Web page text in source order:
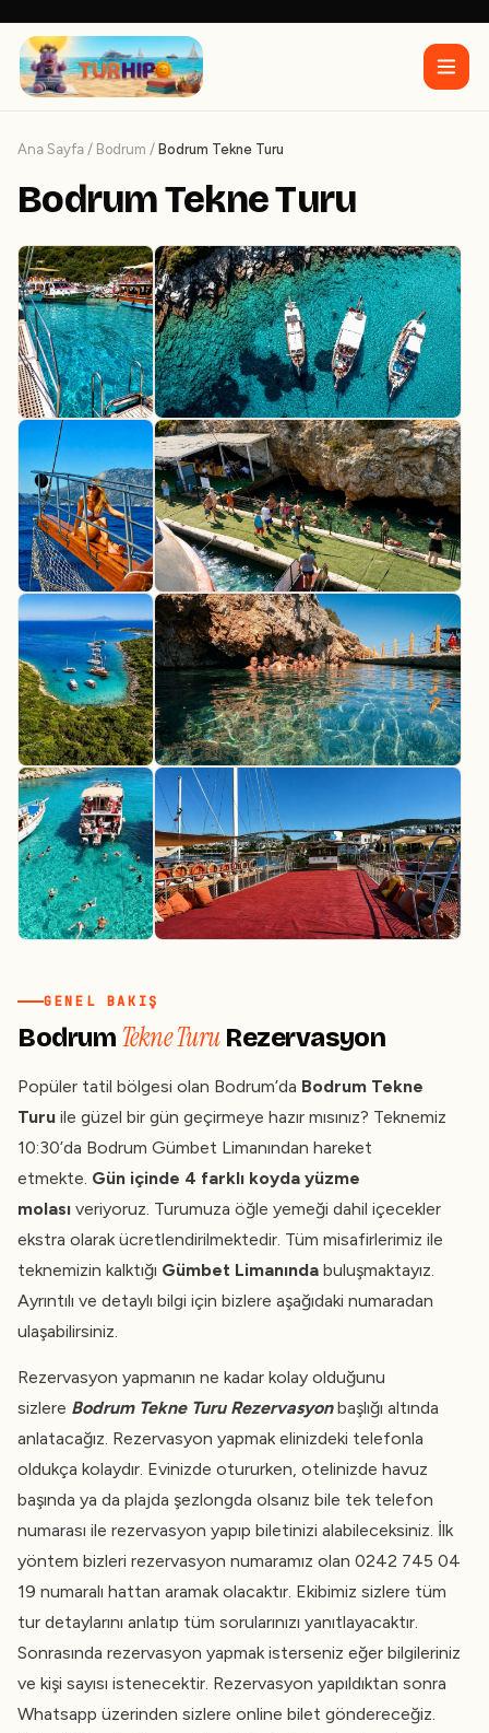
Ana Sayfa / Bodrum / Bodrum Tekne Turu
Bodrum Tekne Turu
GENEL BAKIŞ
Bodrum Tekne TuruRezervasyon
Popüler tatil bölgesi olan Bodrum’da Bodrum Tekne
Turu ile güzel bir gün geçirmeye hazır mısınız? Teknemiz
10:30’da Bodrum Gümbet Limanından hareket
etmekte. Gün içinde 4 farklı koyda yüzme
molası veriyoruz. Turumuza öğle yemeği dahil içecekler
ekstra olarak ücretlendirilmektedir. Tüm misafirlerimiz ile
teknemizin kalktığı Gümbet Limanında buluşmaktayız.
Ayrıntılı ve detaylı bilgi için bizlere aşağıdaki numaradan
ulaşabilirsiniz.
Rezervasyon yapmanın ne kadar kolay olduğunu
sizlere Bodrum Tekne Turu Rezervasyonbaşlığı altında
anlatacağız. Rezervasyon yapmak elinizdeki telefonla
oldukça kolaydır. Evinizde otururken, otelinizde havuz
başında ya da plajda şezlongda olsanız bile tek telefon
numarası ile rezervasyon yapıp biletinizi alabileceksiniz. İlk
yöntem bizleri rezervasyon numaramız olan 0242 745 04
19 numaralı hattan aramak olacaktır. Ekibimiz sizlere tüm
tur detaylarını anlatıp tüm sorularınızı yanıtlayacaktır.
Sonrasında rezervasyon yapmak isterseniz eğer bilgileriniz
ve kişi sayısı istenecektir. Rezervasyon yapıldıktan sonra
Whatsapp üzerinden sizlere online bilet göndereceğiz.